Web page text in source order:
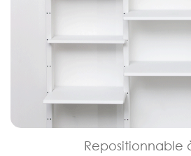
Repositionnable